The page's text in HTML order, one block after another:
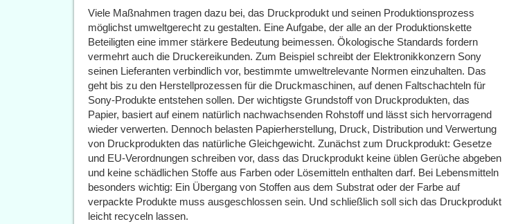
Viele Maßnahmen tragen dazu bei, das Druckprodukt und seinen Produktionsprozess
möglichst umweltgerecht zu gestalten. Eine Aufgabe, der alle an der Produktionskette
Beteiligten eine immer stärkere Bedeutung beimessen. Ökologische Standards fordern
vermehrt auch die Druckereikunden. Zum Beispiel schreibt der Elektronikkonzern Sony
seinen Lieferanten verbindlich vor, bestimmte umweltrelevante Normen einzuhalten. Das
geht bis zu den Herstellprozessen für die Druckmaschinen, auf denen Faltschachteln für
Sony-Produkte entstehen sollen. Der wichtigste Grundstoff von Druckprodukten, das
Papier, basiert auf einem natürlich nachwachsenden Rohstoff und lässt sich hervorragend
wieder verwerten. Dennoch belasten Papierherstellung, Druck, Distribution und Verwertung
von Druckprodukten das natürliche Gleichgewicht. Zunächst zum Druckprodukt: Gesetze
und EU-Verordnungen schreiben vor, dass das Druckprodukt keine üblen Gerüche abgeben
und keine schädlichen Stoffe aus Farben oder Lösemitteln enthalten darf. Bei Lebensmitteln
besonders wichtig: Ein Übergang von Stoffen aus dem Substrat oder der Farbe auf
verpackte Produkte muss ausgeschlossen sein. Und schließlich soll sich das Druckprodukt
leicht recyceln lassen.